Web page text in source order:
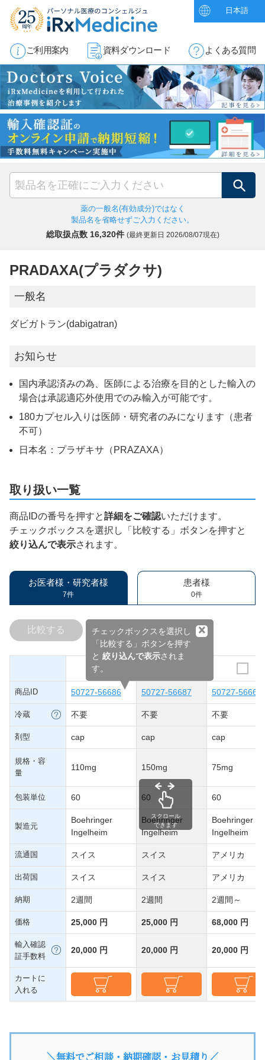
日本語
ご利用案内 資料ダウンロード よくある質問
検索
薬の一般名(有効成分)ではなく
製品名を省略せずご入力ください。
総取扱点数 16,320件 (最終更新日 2026/08/07現在)
PRADAXA(プラダクサ)
一般名
ダビガトラン(dabigatran)
お知らせ
国内承認済みの為、医師による治療を目的とした輸入の
場合は承認適応外使用でのみ輸入が可能です。
180カプセル入りは医師・研究者のみになります（患者
不可）
日本名：プラザキサ（PRAZAXA）
取り扱い一覧
商品IDの番号を押すと詳細をご確認いただけます。
チェックボックスを選択し「比較する」ボタンを押すと
絞り込んで表示されます。
お医者様・研究者様
7件
患者様
0件
チェックボックスを選択し
「比較する」ボタンを押す
と 絞り込んで表示されま
す。
×
比較する
商品ID 50727-56686 50727-56687 50727-56665
冷蔵 不要 不要 不要
剤型 cap cap cap
規格・容
量
110mg 150mg 75mg
包装単位 60 60 60
製造元
Boehringer
Ingelheim
Boehringer
Ingelheim
Boehringer
Ingelheim
流通国 スイス スイス アメリカ
出荷国 スイス スイス アメリカ
納期 2週間 2週間 2週間～
価格 25,000 円 25,000 円 68,000 円
輸入確認
証手数料
20,000 円 20,000 円 20,000 円
カートに
入れる
スクロール
できます
＼無料でご相談・納期確認・お見積り／